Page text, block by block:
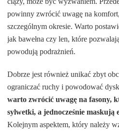
powinny zwrócić uwagę na
szczególnym okresie. Warto
jak bawełna czy len, które
powodują podrażnień.
Dobrze jest również unikać zbyt
ograniczać ruchy i powodować
warto zwrócić uwagę na fasony,
sylwetki, a jednocześnie maskują
Kolejnym aspektem, który należy